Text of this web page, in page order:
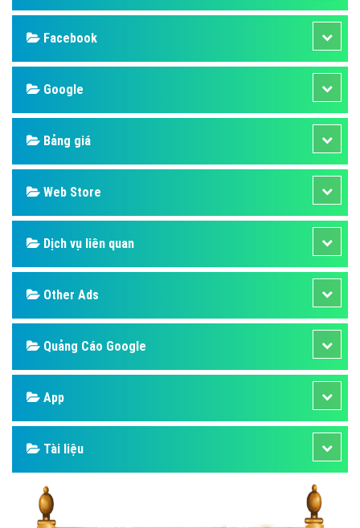
Facebook
Google
Bảng giá
Web Store
Dịch vụ liên quan
Other Ads
Quảng Cáo Google
App
Tài liệu